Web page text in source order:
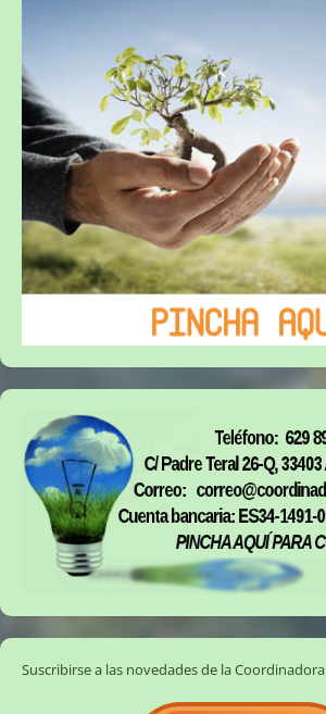
Suscribirse a las novedades de la Coordinadora